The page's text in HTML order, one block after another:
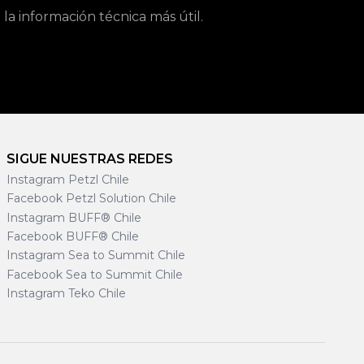
información técnica más útil.
SIGUE NUESTRAS REDES
Instagram Petzl Chile
Facebook Petzl Solution Chile
Instagram BUFF® Chile
Facebook BUFF® Chile
Instagram Sea to Summit Chile
Facebook Sea to Summit Chile
Instagram Teko Chile